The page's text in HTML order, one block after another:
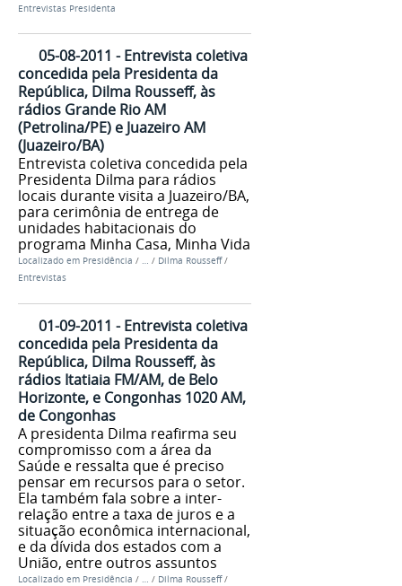
Entrevistas Presidenta
05-08-2011 - Entrevista coletiva
concedida pela Presidenta da
República, Dilma Rousseff, às
rádios Grande Rio AM
(Petrolina/PE) e Juazeiro AM
(Juazeiro/BA)
Entrevista coletiva concedida pela
Presidenta Dilma para rádios
locais durante visita a Juazeiro/BA,
para cerimônia de entrega de
unidades habitacionais do
programa Minha Casa, Minha Vida
Localizado em Presidência / … / Dilma Rousseff /
Entrevistas
01-09-2011 - Entrevista coletiva
concedida pela Presidenta da
República, Dilma Rousseff, às
rádios Itatiaia FM/AM, de Belo
Horizonte, e Congonhas 1020 AM,
de Congonhas
A presidenta Dilma reafirma seu
compromisso com a área da
Saúde e ressalta que é preciso
pensar em recursos para o setor.
Ela também fala sobre a inter-
relação entre a taxa de juros e a
situação econômica internacional,
e da dívida dos estados com a
União, entre outros assuntos
Localizado em Presidência / … / Dilma Rousseff /